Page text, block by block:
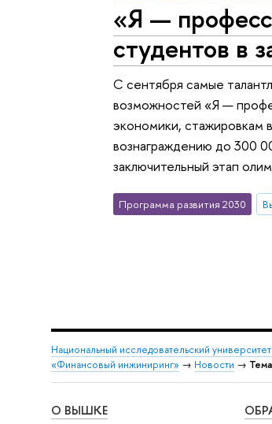
«Я —
студентов в
С сентября самые
возможностей «Я —
экономики,
вознаграждению до 300
заключительный этап
Программа развития 2030
Национальный исследовательский
«Финансовый инжиниринг» → Новости →
О ВЫШКЕ